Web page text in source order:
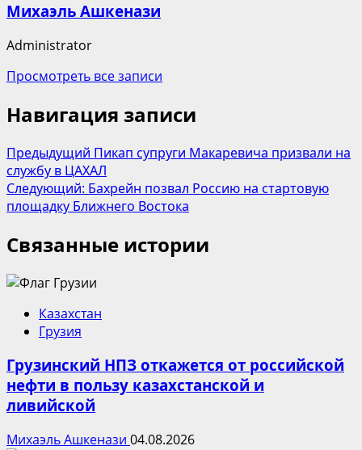
Михаэль Ашкенази
Administrator
Просмотреть все записи
Навигация записи
Предыдущий Пикап супруги Макаревича призвали на
службу в ЦАХАЛ
Следующий: Бахрейн позвал Россию на стартовую
площадку Ближнего Востока
Связанные истории
Казахстан
Грузия
Грузинский НПЗ откажется от российской
нефти в пользу казахстанской и
ливийской
Михаэль Ашкенази 04.08.2026